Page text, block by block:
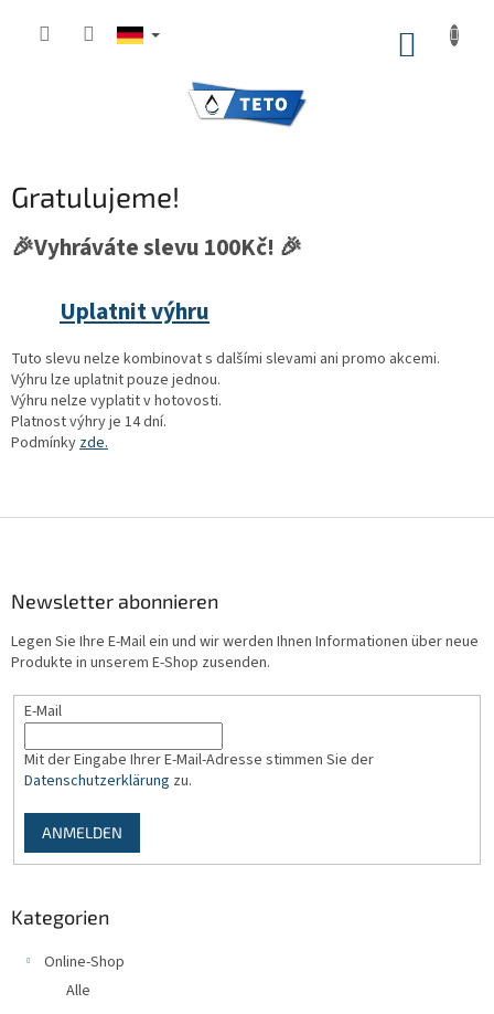
Gratulujeme!
🎉Vyhráváte slevu 100Kč! 🎉
Uplatnit výhru
Tuto slevu nelze kombinovat s dalšími slevami ani promo akcemi.
Výhru lze uplatnit pouze jednou.
Výhru nelze vyplatit v hotovosti.
Platnost výhry je 14 dní.
Podmínky zde.
Newsletter abonnieren
Legen Sie Ihre E-Mail ein und wir werden Ihnen Informationen über neue
Produkte in unserem E-Shop zusenden.
E-Mail
Mit der Eingabe Ihrer E-Mail-Adresse stimmen Sie der
Datenschutzerklärung zu.
ANMELDEN
Kategorien
Online-Shop
Alle